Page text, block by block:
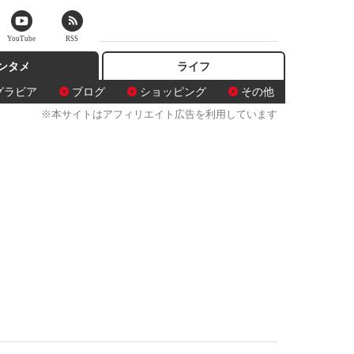
タメ
ラビア ブログ ショッピング その他
ライフ
※本サイトはアフィリエイト広告を利用しています
YouTube RSS